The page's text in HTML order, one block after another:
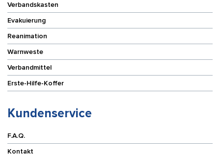
Verbandskasten
Evakuierung
Reanimation
Warnweste
Verbandmittel
Erste-Hilfe-Koffer
Kundenservice
F.A.Q.
Kontakt